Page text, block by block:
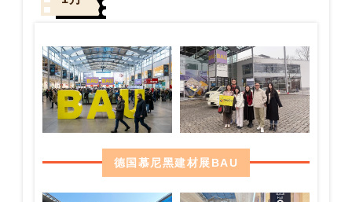
德国慕尼黑建材展BAU